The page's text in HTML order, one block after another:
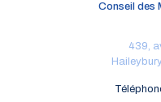
Conseil des
439,